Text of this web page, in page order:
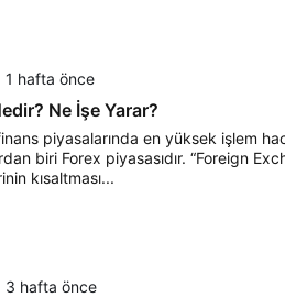
1 hafta önce
Ne İşe Yarar?
piyasalarında en yüksek işlem
biri Forex piyasasıdır. “Foreign
kısaltması...
3 hafta önce